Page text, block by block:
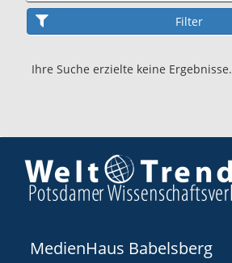
Ihre Suche erzielte keine Ergebnisse.
MedienHaus Babelsberg